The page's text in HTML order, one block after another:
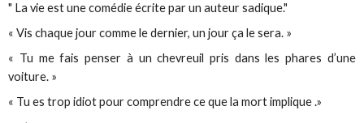
" La vie est une comédie écrite par un auteur sadique."
« Vis chaque jour comme le dernier, un jour ça le sera. »
« Tu me fais penser à un chevreuil pris dans les phares d’une
voiture. »
« Tu es trop idiot pour comprendre ce que la mort implique .»